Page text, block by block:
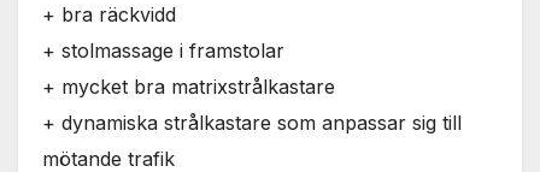
+ bra räckvidd
+ stolmassage i framstolar
+ mycket bra matrixstrålkastare
+ dynamiska strålkastare som anpassar sig till
mötande trafik